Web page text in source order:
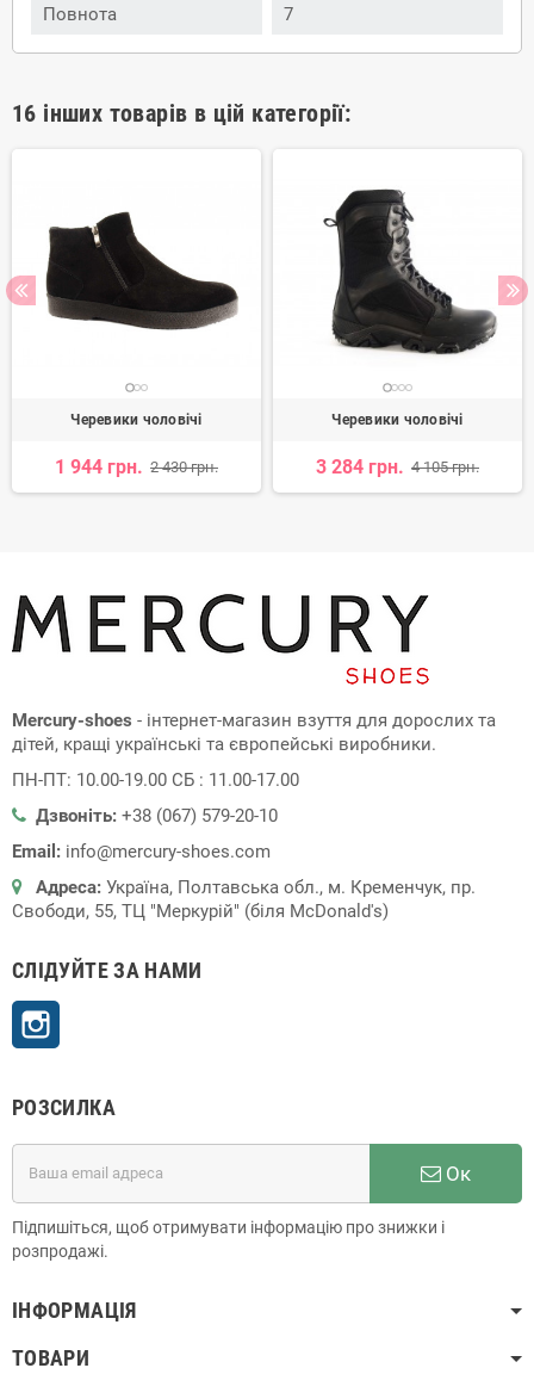
Повнота 7
16 інших товарів в цій категорії:
Черевики чоловічі
1 944 грн. 2 430 грн.
Черевики чоловічі
3 284 грн. 4 105 грн.
Mercury-shoes - інтернет-магазин взуття для дорослих та
дітей, кращі українські та європейські виробники.
ПН-ПТ: 10.00-19.00 СБ : 11.00-17.00
Дзвоніть: +38 (067) 579-20-10
Email: info@mercury-shoes.com
Адреса: Україна, Полтавська обл., м. Кременчук, пр.
Свободи, 55, ТЦ "Меркурій" (біля McDonald's)
СЛІДУЙТЕ ЗА НАМИ
РОЗСИЛКА
Ок
Підпишіться, щоб отримувати інформацію про знижки і
розпродажі.
ІНФОРМАЦІЯ
ТОВАРИ